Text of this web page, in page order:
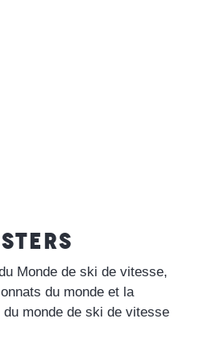
Monde de ski de vitesse,
du monde et la
monde de ski de vitesse